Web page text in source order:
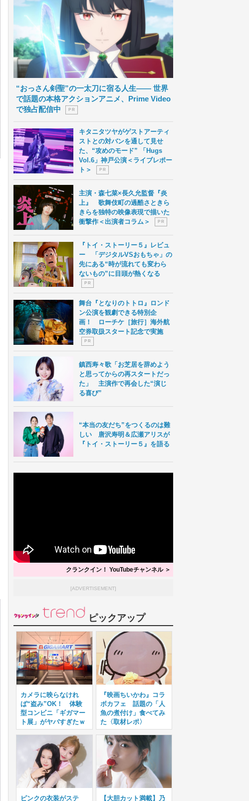
“おっさん剣聖”の一太刀に宿る人生―― 世界
で話題の本格アクションアニメ、Prime Video
で独占配信中
P R
キタニタツヤがゲストアーティ
ストとの対バンを通して見せ
た、“攻めのモード” 「Hugs
Vol.6」神戸公演＜ライブレポー
ト＞
P R
主演・森七菜×長久允監督『炎
上』 歌舞伎町の過酷さときら
きらを独特の映像表現で描いた
衝撃作＜出演者コラム＞
P R
『トイ・ストーリー５』レビュ
ー 「デジタルVSおもちゃ」の
先にある“時が流れても変わら
ないもの”に目頭が熱くなる
P R
舞台『となりのトトロ』ロンド
ン公演を観劇できる特別企
画！ ローチケ［旅行］海外航
空券取扱スタート記念で実施
P R
鎮西寿々歌「お芝居を辞めよう
と思ってからの再スタートだっ
た」 主演作で再会した“演じ
る喜び”
“本当の友だち”をつくるのは難
しい 唐沢寿明＆広瀬アリスが
『トイ・ストーリー５』を語る
クランクイン！ YouTubeチャンネル ＞
[ADVERTISEMENT]
ピックアップ
カメラに映らなけれ
ば“盗み”OK！ 体験
型コンビニ「ギガマー
ト展」がヤバすぎたｗ
『映画ちいかわ』コラ
ボカフェ 話題の「人
魚の煮付け」食べてみ
た〈取材レポ〉
ピンクの衣装がステ 【大胆カット満載】乃